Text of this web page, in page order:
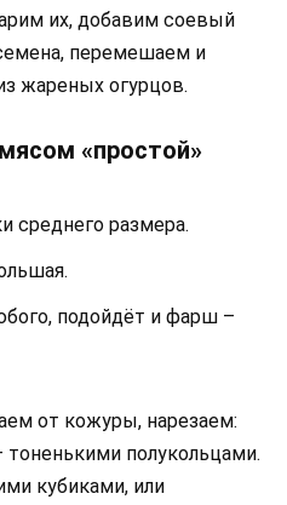
их, добавим соевый
перемешаем и
жареных огурцов.
«простой»
среднего размера.
подойдёт и фарш –
от кожуры, нарезаем:
полукольцами.
кубиками, или